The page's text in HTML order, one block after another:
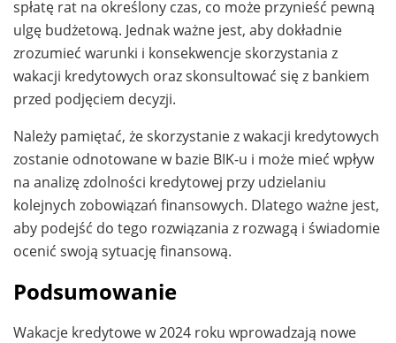
spłatę rat na określony czas, co może przynieść pewną
ulgę budżetową. Jednak ważne jest, aby dokładnie
zrozumieć warunki i konsekwencje skorzystania z
wakacji kredytowych oraz skonsultować się z bankiem
przed podjęciem decyzji.
Należy pamiętać, że skorzystanie z wakacji kredytowych
zostanie odnotowane w bazie BIK-u i może mieć wpływ
na analizę zdolności kredytowej przy udzielaniu
kolejnych zobowiązań finansowych. Dlatego ważne jest,
aby podejść do tego rozwiązania z rozwagą i świadomie
ocenić swoją sytuację finansową.
Podsumowanie
Wakacje kredytowe w 2024 roku wprowadzają nowe